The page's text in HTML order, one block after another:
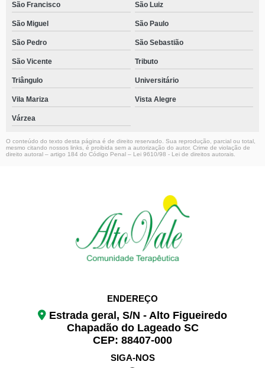
São Francisco São Luiz
São Miguel São Paulo
São Pedro São Sebastião
São Vicente Tributo
Triângulo Universitário
Vila Mariza Vista Alegre
Várzea
O conteúdo do texto desta página é de direito reservado. Sua reprodução, parcial ou total,
mesmo citando nossos links, é proibida sem a autorização do autor. Crime de violação de
direito autoral – artigo 184 do Código Penal – Lei 9610/98 - Lei de direitos autorais
ENDEREÇO
Estrada geral, S/N - Alto Figueiredo
Chapadão do Lageado SC
CEP: 88407-000
SIGA-NOS